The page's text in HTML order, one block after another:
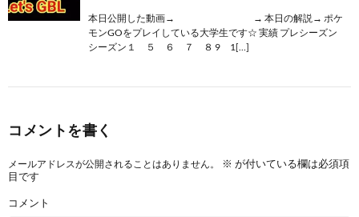
本日公開した動画→ → 本日の解説→ ポケ
モンGOをプレイしている大学生です☆ 実績 プレシーズン
シーズン１ ５ ６ ７ ８ 9 1[…]
コメントを書く
メールアドレスが公開されることはありません。 ※ が付いている欄は必須項
目です
コメント